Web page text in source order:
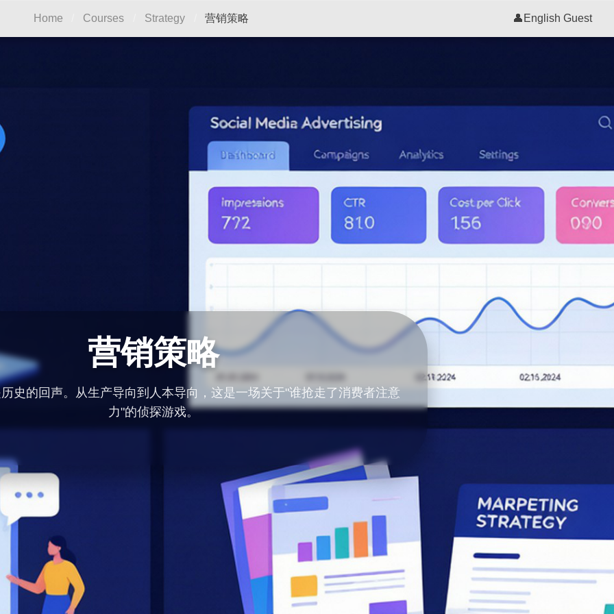
Home Courses Strategy 营销策略 👤 English Guest
营销策略
史的回声。从生产导向到人本导向，这是一场关于"谁抢走了消费者注意
力"的侦探游戏。